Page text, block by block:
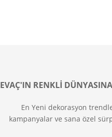
EVAÇ'IN RENKLİ
En Yeni dekorasyon
kampanyalar ve sana özel